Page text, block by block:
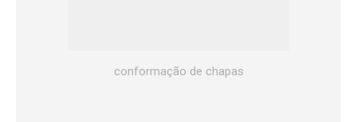
conformação de chapas